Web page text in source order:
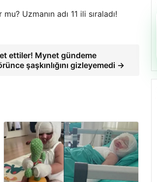
Uzmanın adı 11 ili sıraladı!
ettiler! Mynet gündeme
şaşkınlığını gizleyemedi →